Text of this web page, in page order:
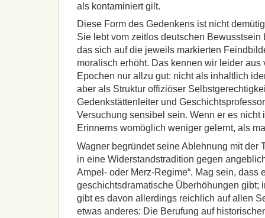
als kontaminiert gilt.
Diese Form des Gedenkens ist nicht
Sie lebt vom zeitlos deutschen Bewusstsein
das sich auf die jeweils markierten
moralisch erhöht. Das kennen wir leider
Epochen nur allzu gut: nicht als inhaltlich
aber als Struktur offiziöser
Gedenkstättenleiter und
Versuchung sensibel sein. Wenn er es nicht
Erinnerns womöglich weniger gelernt, als
Wagner begründet seine Ablehnung mit der
in eine Widerstandstradition gegen
Ampel- oder Merz-Regime“. Mag sein, dass
geschichtsdramatische Überhöhungen gibt;
gibt es davon allerdings reichlich auf allen
etwas anderes: Die Berufung auf